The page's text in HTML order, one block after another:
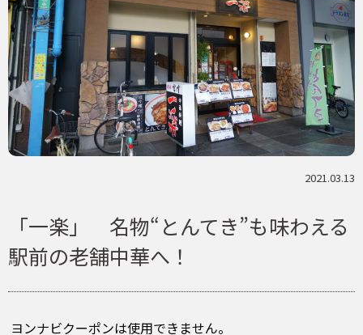
2021.03.13
「一楽」 名物“とんてき”も味わえる
駅前の老舗中華へ！
ヨンナビクーポンは使用できません。